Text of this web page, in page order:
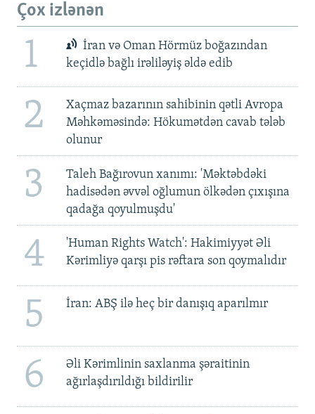
Çox izlənən
1
İran və Oman Hörmüz boğazından
keçidlə bağlı irəliləyiş əldə edib
2
Xaçmaz bazarının sahibinin qətli Avropa
Məhkəməsində: Hökumətdən cavab tələb
olunur
3
Taleh Bağırovun xanımı: 'Məktəbdəki
hadisədən əvvəl oğlumun ölkədən çıxışına
qadağa qoyulmuşdu'
4
'Human Rights Watch': Hakimiyyət Əli
Kərimliyə qarşı pis rəftara son qoymalıdır
5 İran: ABŞ ilə heç bir danışıq aparılmır
6
Əli Kərimlinin saxlanma şəraitinin
ağırlaşdırıldığı bildirilir